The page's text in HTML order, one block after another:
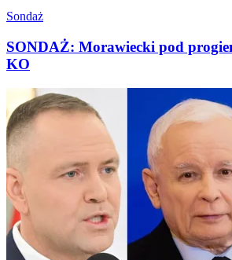
Sondaż
SONDAŻ: Morawiecki pod
KO